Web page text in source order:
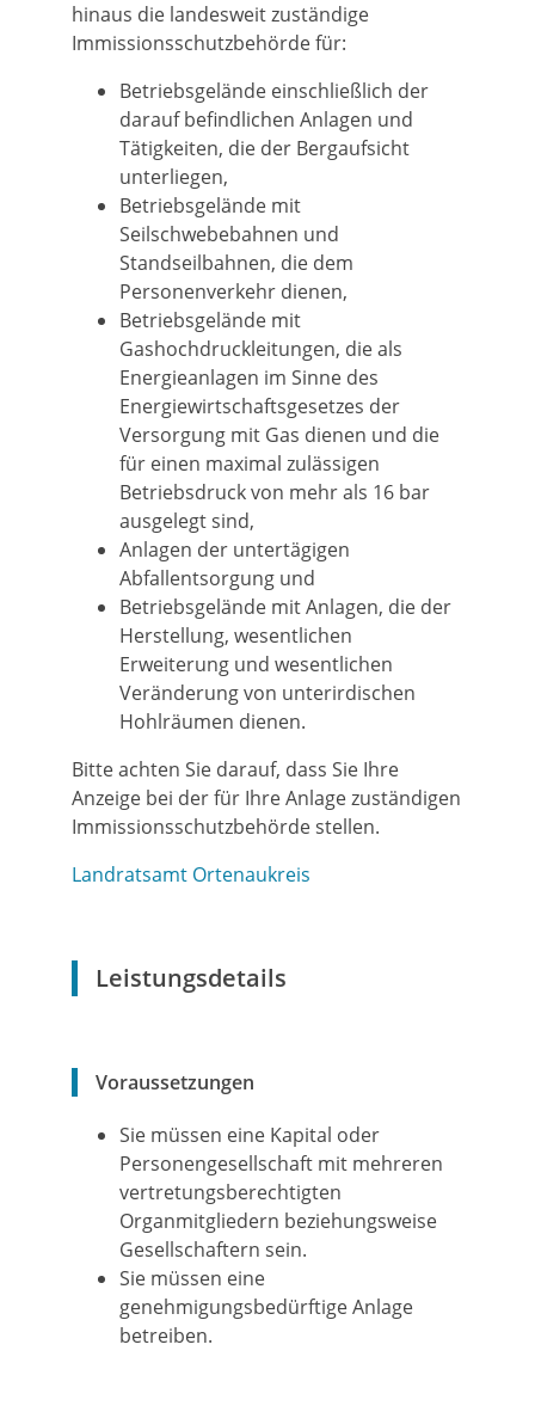
hinaus die landesweit zuständige
Immissionsschutzbehörde für:
Betriebsgelände einschließlich der
darauf befindlichen Anlagen und
Tätigkeiten, die der Bergaufsicht
unterliegen,
Betriebsgelände mit
Seilschwebebahnen und
Standseilbahnen, die dem
Personenverkehr dienen,
Betriebsgelände mit
Gashochdruckleitungen, die als
Energieanlagen im Sinne des
Energiewirtschaftsgesetzes der
Versorgung mit Gas dienen und die
für einen maximal zulässigen
Betriebsdruck von mehr als 16 bar
ausgelegt sind,
Anlagen der untertägigen
Abfallentsorgung und
Betriebsgelände mit Anlagen, die der
Herstellung, wesentlichen
Erweiterung und wesentlichen
Veränderung von unterirdischen
Hohlräumen dienen.
Bitte achten Sie darauf, dass Sie Ihre
Anzeige bei der für Ihre Anlage zuständigen
Immissionsschutzbehörde stellen.
Landratsamt Ortenaukreis
Leistungsdetails
Voraussetzungen
Sie müssen eine Kapital oder
Personengesellschaft mit mehreren
vertretungsberechtigten
Organmitgliedern beziehungsweise
Gesellschaftern sein.
Sie müssen eine
genehmigungsbedürftige Anlage
betreiben.